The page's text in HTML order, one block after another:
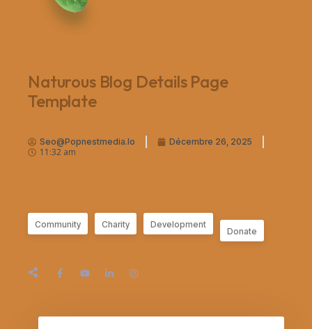
Naturous Blog Details Page
Template
Seo@popnestmedia.io Décembre 26, 2025
11:32 am
Community Charity Development
Donate